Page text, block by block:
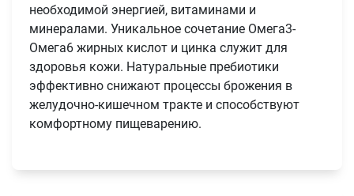
необходимой энергией, витаминами и
минералами. Уникальное сочетание Омега3-
Омега6 жирных кислот и цинка служит для
здоровья кожи. Натуральные пребиотики
эффективно снижают процессы брожения в
желудочно-кишечном тракте и способствуют
комфортному пищеварению.